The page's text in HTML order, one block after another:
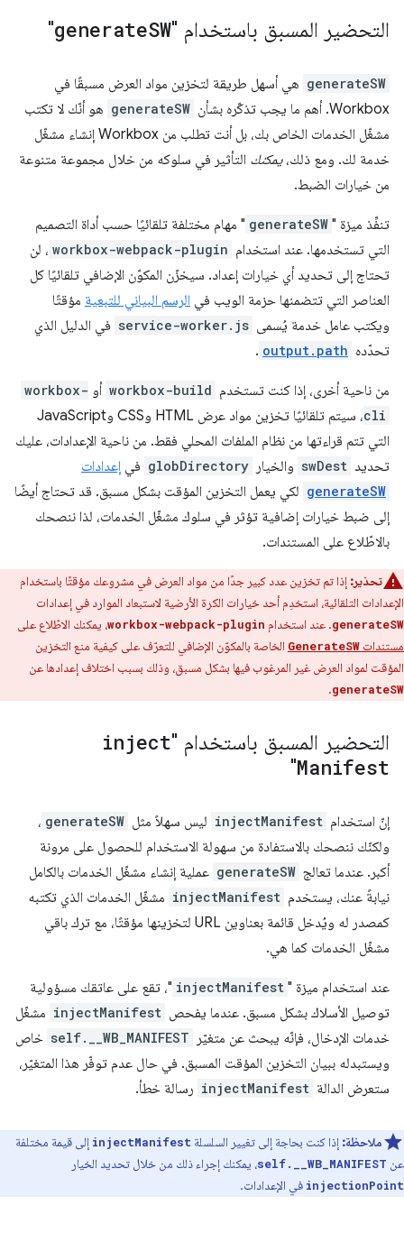
التحضير المسبق باستخدام " generateSW
"
generateSW هي أسهل طريقة لتخزين مواد العرض مسبقًا في
Workbox. أهم ما يجب تذكّره بشأن
generateSW هو أنّك لا تكتب
مشغّل الخدمات الخاص بك، بل أنت تطلب من Workbox إنشاء مشغّل
خدمة لك. ومع ذلك،يمكنك التأثير في سلوكه من خلال مجموعة متنوعة
من خيارات الضبط.
تنفِّذ ميزة " generateSW " مهام مختلفة تلقائيًا حسب أداة التصميم
التي تستخدمها. عند استخدام workbox-webpack-plugin ، لن
تحتاج إلى تحديد أي خيارات إعداد. سيخزّن المكوّن الإضافي تلقائيًا كل
العناصر التي تتضمنها حزمة الويب في الرسم البياني للتبعية مؤقتًا
ويكتب عامل خدمة يُسمى service-worker.js في الدليل الذي
تحدّده output.path
.
من ناحية أخرى، إذا كنت تستخدم workbox-build أو workbox-
cli
، سيتم تلقائيًا تخزين مواد عرض HTML وCSS وJavaScript
التي تتم قراءتها من نظام الملفات المحلي فقط. من ناحية الإعدادات، عليك
تحديد swDest والخيار globDirectory في إعدادات
generateSW لكي يعمل التخزين المؤقت بشكل مسبق. قد تحتاج أيضًا
إلى ضبط خيارات إضافية تؤثر في سلوك مشغّل الخدمات، لذا ننصحك
بالاطّلاع على المستندات.
تحذير: إذا تم تخزين عدد كبير جدًا من مواد العرض في مشروعك مؤقتًا باستخدام
الإعدادات التلقائية، استخدِم أحد خيارات الكرة الأرضية لاستبعاد الموارد في إعدادات
generateSW. عند استخدام workbox-webpack-plugin، يمكنك الاطّلاع على
مستندات GenerateSW الخاصة بالمكوّن الإضافي للتعرّف على كيفية منع التخزين
المؤقت لمواد العرض غير المرغوب فيها بشكل مسبق، وذلك بسبب اختلاف إعدادها عن
generateSW
.
التحضير المسبق باستخدام "inject
Manifest
"
إنّ استخدام injectManifest ليس سهلاً مثل generateSW ،
ولكنّك ننصحك بالاستفادة من سهولة الاستخدام للحصول على مرونة
أكبر. عندما تعالج generateSW عملية إنشاء مشغّل الخدمات بالكامل
نيابةً عنك، يستخدم injectManifest مشغّل الخدمات الذي تكتبه
كمصدر له ويُدخل قائمة بعناوين URL لتخزينها مؤقتًا، مع ترك باقي
مشغّل الخدمات كما هي.
عند استخدام ميزة " injectManifest "، تقع على عاتقك مسؤولية
توصيل الأسلاك بشكل مسبق. عندما يفحص injectManifest مشغّل
خدمات الإدخال، فإنّه يبحث عن متغيّر
self.__WB_MANIFEST خاص
ويستبدله ببيان التخزين المؤقت المسبق. في حال عدم توفّر هذا المتغيّر،
ستعرض الدالة injectManifest رسالة خطأ.
ملاحظة: إذا كنت بحاجة إلى تغيير السلسلة injectManifest إلى قيمة مختلفة
عن self.__WB_MANIFEST، يمكنك إجراء ذلك من خلال تحديد الخيار
injectionPoint في الإعدادات.